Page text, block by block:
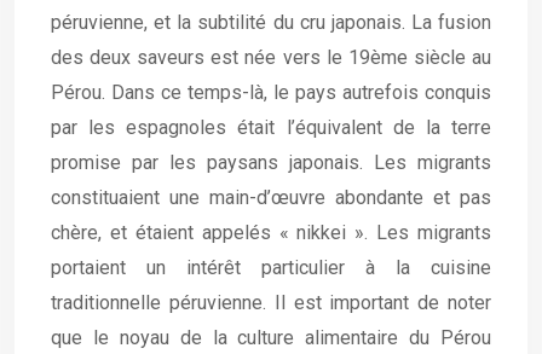
péruvienne, et la subtilité du cru japonais. La fusion
des deux saveurs est née vers le 19ème siècle au
Pérou. Dans ce temps-là, le pays autrefois conquis
par les espagnoles était l’équivalent de la terre
promise par les paysans japonais. Les migrants
constituaient une main-d’œuvre abondante et pas
chère, et étaient appelés « nikkei ». Les migrants
portaient un intérêt particulier à la cuisine
traditionnelle péruvienne. Il est important de noter
que le noyau de la culture alimentaire du Pérou